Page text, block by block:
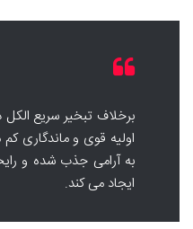
برخلاف تبخیر سریع
اولیه قوی و ماندگاری
به آرامی جذب شده و
ایجاد می کند.